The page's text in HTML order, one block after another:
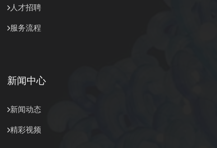
人才招聘
服务流程
新闻中心
新闻动态
精彩视频